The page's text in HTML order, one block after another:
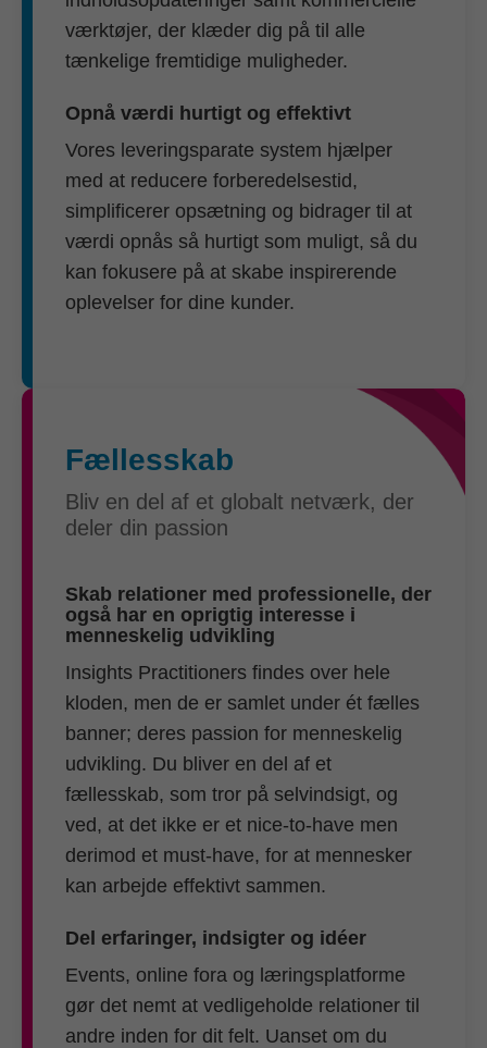
værktøjer, der klæder dig på til alle
tænkelige fremtidige muligheder.
Opnå værdi hurtigt og effektivt
Vores leveringsparate system hjælper
med at reducere forberedelsestid,
simplificerer opsætning og bidrager til at
værdi opnås så hurtigt som muligt, så du
kan fokusere på at skabe inspirerende
oplevelser for dine kunder.
Fællesskab
Bliv en del af et globalt netværk, der
deler din passion
Skab relationer med professionelle, der
også har en oprigtig interesse i
menneskelig udvikling
Insights Practitioners findes over hele
kloden, men de er samlet under ét fælles
banner; deres passion for menneskelig
udvikling. Du bliver en del af et
fællesskab, som tror på selvindsigt, og
ved, at det ikke er et nice-to-have men
derimod et must-have, for at mennesker
kan arbejde effektivt sammen.
Del erfaringer, indsigter og idéer
Events, online fora og læringsplatforme
gør det nemt at vedligeholde relationer til
andre inden for dit felt. Uanset om du